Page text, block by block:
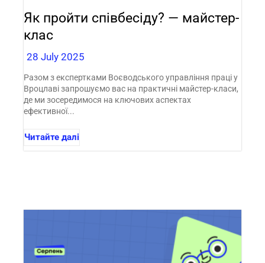
Як пройти співбесіду? — майстер-
клас
28 July 2025
Разом з експертками Воєводського управління праці у
Вроцлаві запрошуємо вас на практичні майстер-класи,
де ми зосередимося на ключових аспектах
ефективної...
Читайте далі